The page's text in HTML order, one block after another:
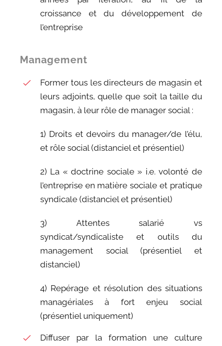
croissance et du développement de
l’entreprise
Management
Former tous les directeurs de magasin et
leurs adjoints, quelle que soit la taille du
magasin, à leur rôle de manager social :
1) Droits et devoirs du manager/de l’élu,
et rôle social (distanciel et présentiel)
2) La « doctrine sociale » i.e. volonté de
l’entreprise en matière sociale et pratique
syndicale (distanciel et présentiel)
3) Attentes salarié vs
syndicat/syndicaliste et outils du
management social (présentiel et
distanciel)
4) Repérage et résolution des situations
managériales à fort enjeu social
(présentiel uniquement)
Diffuser par la formation une culture